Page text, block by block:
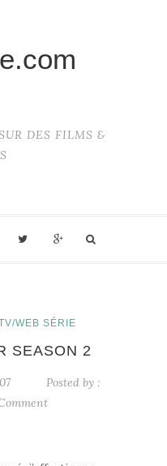
DES FILMS &
WEB SÉRIE
SEASON 2
Posted by :